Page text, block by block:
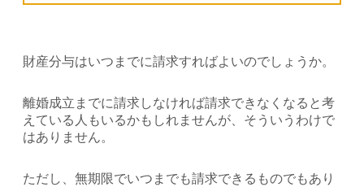
財産分与はいつまでに請求すればよいのでしょうか。
離婚成立までに請求しなければ請求できなくなると考
えている人もいるかもしれませんが、そういうわけで
はありません。
ただし、無期限でいつまでも請求できるものでもあり